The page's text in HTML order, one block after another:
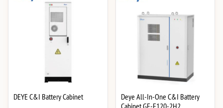
DEYE C&I Battery Cabinet
Deye All-In-One C&I Battery
Cabinet GE-F120-2H2